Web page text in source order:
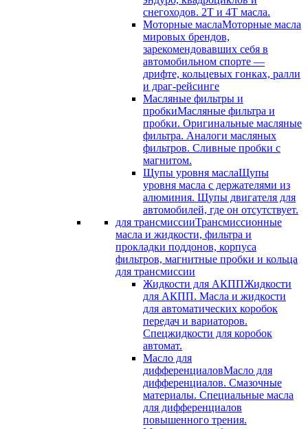
снегоходов. 2T и 4T масла.
Моторные маслаМоторные масла
мировых брендов,
зарекомендовавших себя в
автомобильном спорте —
дрифте, кольцевых гонках, ралли
и драг-рейсинге
Масляные фильтры и
пробкиМасляные фильтра и
пробки. Оригинальные масляные
фильтра. Аналоги масляных
фильтров. Сливные пробки с
магнитом.
Щупы уровня маслаЩупы
уровня масла с держателями из
алюминия. Щупы двигателя для
автомобилей, где он отсутствует.
для трансмиссииТрансмиссионные
масла и жидкости, фильтра и
прокладки поддонов, корпуса
фильтров, магнитные пробки и кольца
для трансмиссии
Жидкости для АКППЖидкости
для АКПП. Масла и жидкости
для автоматических коробок
передач и вариаторов.
Спецжидкости для коробок
автомат.
Масло для
дифференциаловМасло для
дифференциалов. Смазочные
материалы. Специальные масла
для дифференциалов
повышенного трения.